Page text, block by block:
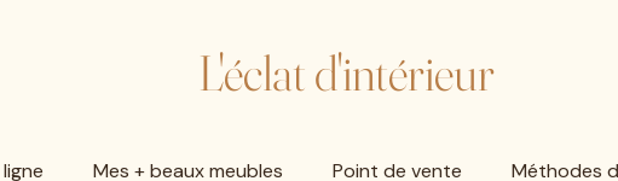
L'éclat d'intérieur
Mes + beaux meubles Point de vente Méthodes